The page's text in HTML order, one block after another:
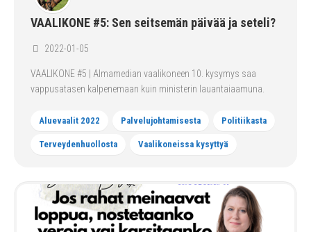
VAALIKONE #5: Sen seitsemän päivää ja seteli?
2022-01-05
VAALIKONE #5 | Almamedian vaalikoneen 10. kysymys saa
vappusatasen kalpenemaan kuin ministerin lauantaiaamuna.
Aluevaalit 2022 Palvelujohtamisesta Politiikasta
Terveydenhuollosta Vaalikoneissa kysyttyä